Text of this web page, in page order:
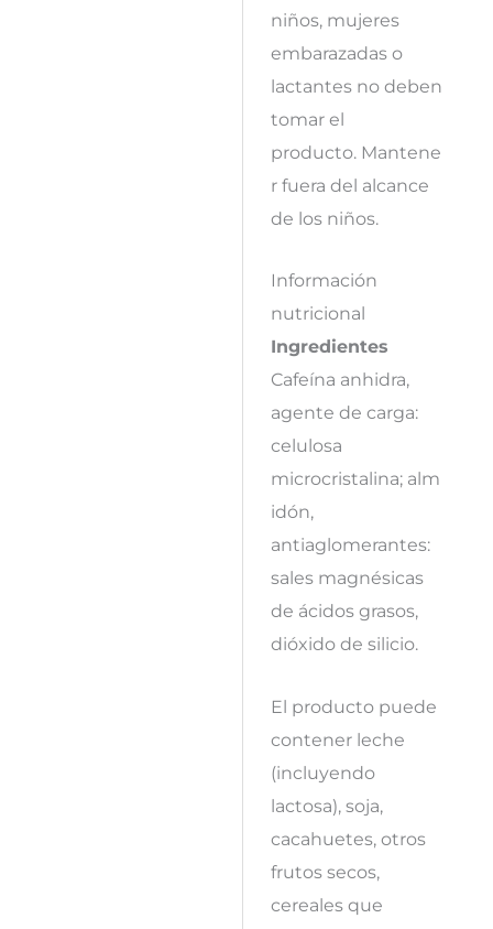
niños, mujeres
embarazadas o
lactantes no deben
tomar el
producto. Mantene
r fuera del alcance
de los niños.
Información
nutricional
Ingredientes
Cafeína anhidra,
agente de carga:
celulosa
microcristalina; alm
idón,
antiaglomerantes:
sales magnésicas
de ácidos grasos,
dióxido de silicio.
El producto puede
contener leche
(incluyendo
lactosa), soja,
cacahuetes, otros
frutos secos,
cereales que